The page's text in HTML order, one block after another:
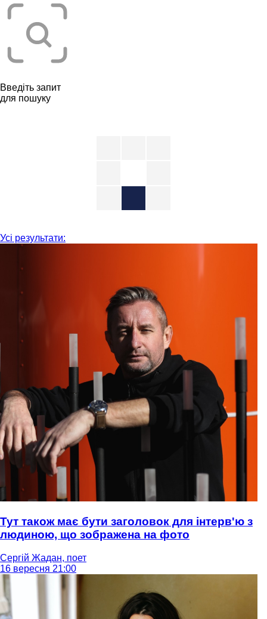
Введіть запит
для пошуку
Усі результати:
Тут також має бути заголовок для інтерв'ю з
людиною, що зображена на фото
Сергій Жадан, поет
16 вересня 21:00